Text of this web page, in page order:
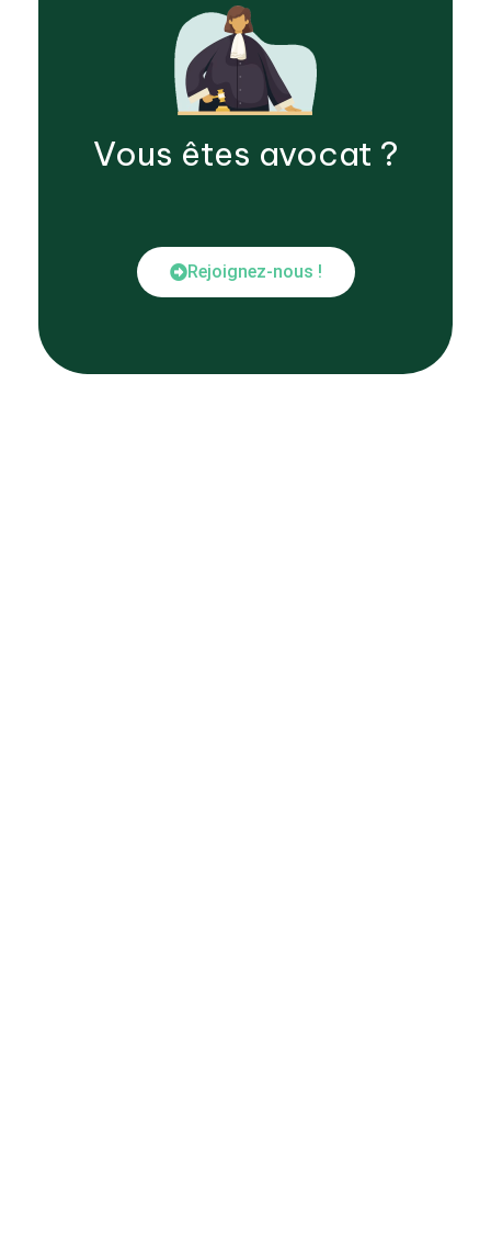
Vous êtes avocat ?
Rejoignez-nous !